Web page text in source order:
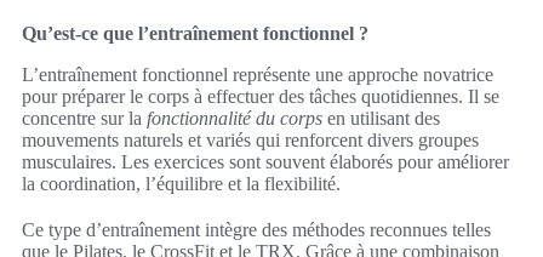
Qu’est-ce que l’entraînement fonctionnel ?
L’entraînement fonctionnel représente une approche novatrice
pour préparer le corps à effectuer des tâches quotidiennes. Il se
concentre sur la fonctionnalité du corps en utilisant des
mouvements naturels et variés qui renforcent divers groupes
musculaires. Les exercices sont souvent élaborés pour améliorer
la coordination, l’équilibre et la flexibilité.
Ce type d’entraînement intègre des méthodes reconnues telles
que le Pilates, le CrossFit et le TRX. Grâce à une combinaison